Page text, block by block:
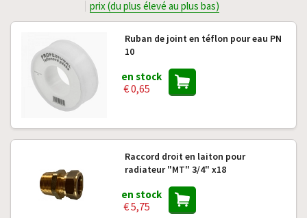
prix (du plus élevé au plus bas)
Ruban de joint en téflon pour eau PN
10
en stock
€ 0,65
Raccord droit en laiton pour
radiateur "MT" 3/4" x18
en stock
€ 5,75